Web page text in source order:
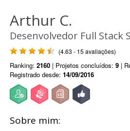
Arthur C.
Desenvolvedor Full Stack
(4.63 - 15 avaliações)
Ranking: 2160 | Projetos concluídos: 9 |
Registrado desde: 14/09/2016
Sobre mim: